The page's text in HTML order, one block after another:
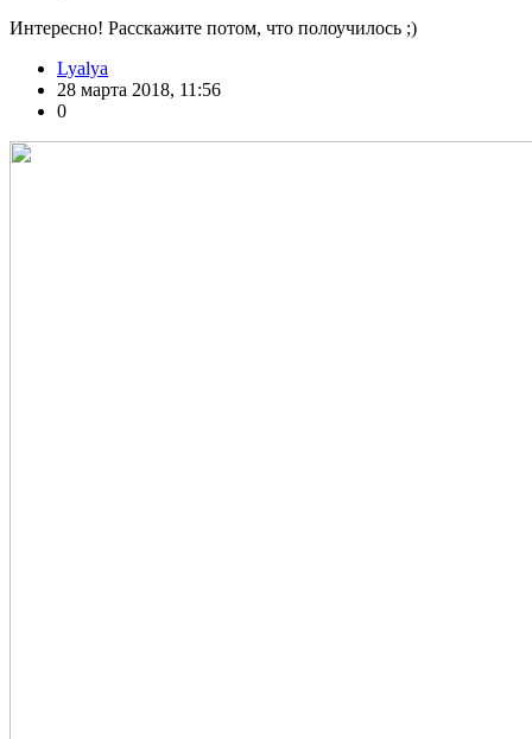
Интересно! Расскажите потом, что полоучилось ;)
Lyalya
28 марта 2018, 11:56
0